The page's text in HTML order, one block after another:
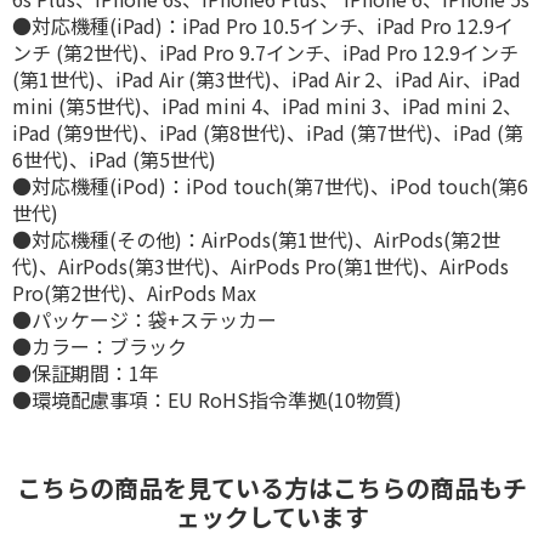
●対応機種(iPad)：iPad Pro 10.5インチ、iPad Pro 12.9イ
ンチ (第2世代)、iPad Pro 9.7インチ、iPad Pro 12.9インチ
(第1世代)、iPad Air (第3世代)、iPad Air 2、iPad Air、iPad
mini (第5世代)、iPad mini 4、iPad mini 3、iPad mini 2、
iPad (第9世代)、iPad (第8世代)、iPad (第7世代)、iPad (第
6世代)、iPad (第5世代)
●対応機種(iPod)：iPod touch(第7世代)、iPod touch(第6
世代)
●対応機種(その他)：AirPods(第1世代)、AirPods(第2世
代)、AirPods(第3世代)、AirPods Pro(第1世代)、AirPods
Pro(第2世代)、AirPods Max
●パッケージ：袋+ステッカー
●カラー：ブラック
●保証期間：1年
●環境配慮事項：EU RoHS指令準拠(10物質)
こちらの商品を見ている方はこちらの商品もチ
ェックしています